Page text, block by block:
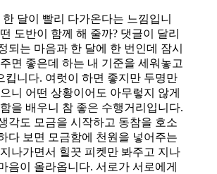
한 달이 빨리 다가온다는 느낌입니
도반이 함께 해 줄까? 댓글이 달리
되는 마음과 한 달에 한 번인데 잠시
면 좋은데 하는 내 기준을 세워놓고
킵니다. 여럿이 하면 좋지만 두명만
니 어떤 상황이어도 아무렇지 않게
을 배우니 참 좋은 수행거리입니다.
각도 모금을 시작하고 동참을 호소
다 보면 모금함에 천원을 넣어주는
나가면서 힐끗 피켓만 봐주고 지나
음이 올라옵니다. 서로가 서로에게